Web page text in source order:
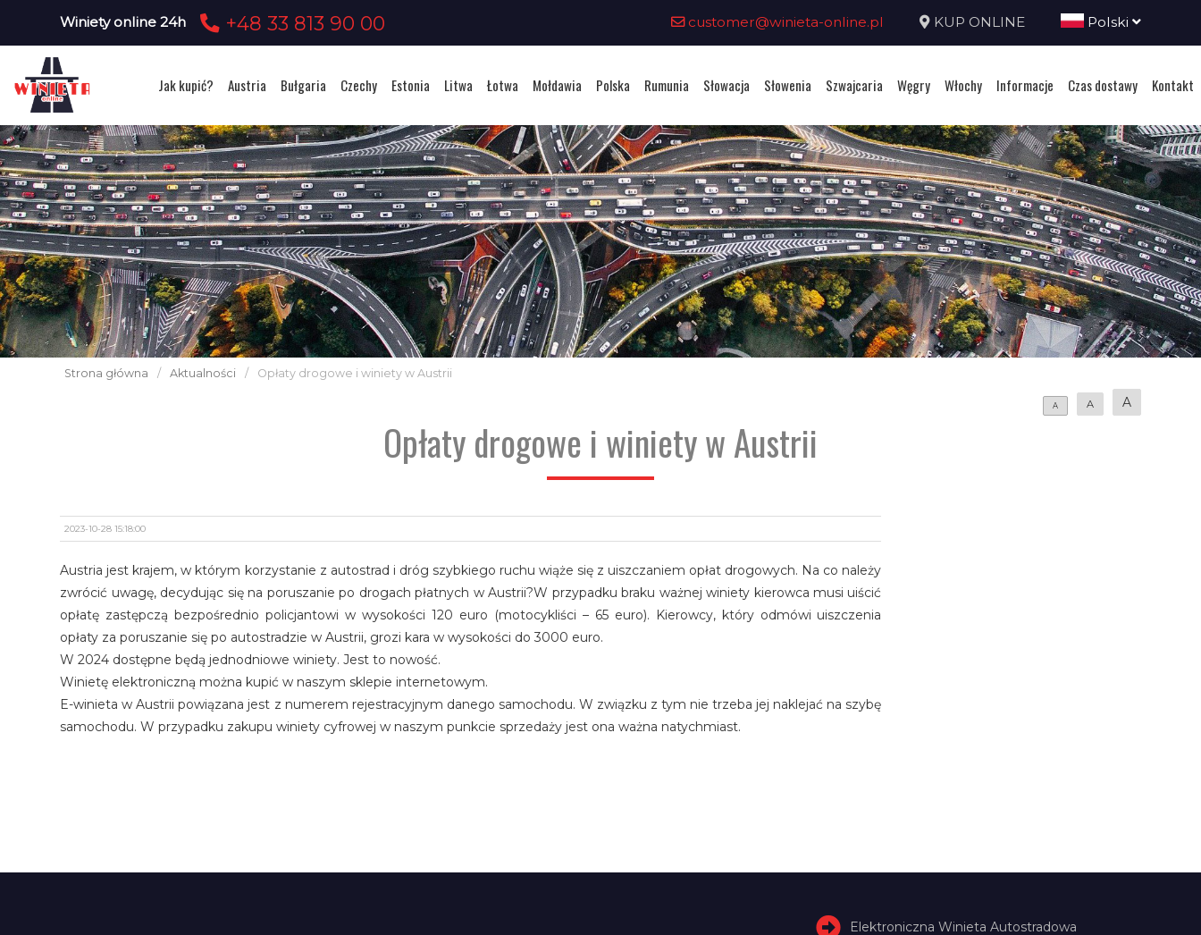
Winiety online 24h +48 33 813 90 00 customer@winieta-online.pl KUP ONLINE Polski
Jak kupić? Austria Bułgaria Czechy Estonia Litwa Łotwa Mołdawia Polska Rumunia Słowacja Słowenia Szwajcaria Węgry Włochy Informacje Czas dostawy Kontakt
Strona główna / Aktualności / Opłaty drogowe i winiety w Austrii
A A A
Opłaty drogowe i winiety w Austrii
2023-10-28 15:18:00
Austria jest krajem, w którym korzystanie z autostrad i dróg szybkiego ruchu wiąże się z uiszczaniem opłat drogowych. Na co należy
zwrócić uwagę, decydując się na poruszanie po drogach płatnych w Austrii?W przypadku braku ważnej winiety kierowca musi uiścić
opłatę zastępczą bezpośrednio policjantowi w wysokości 120 euro (motocykliści – 65 euro). Kierowcy, który odmówi uiszczenia
opłaty za poruszanie się po autostradzie w Austrii, grozi kara w wysokości do 3000 euro.
W 2024 dostępne będą jednodniowe winiety. Jest to nowość.
Winietę elektroniczną można kupić w naszym sklepie internetowym.
E-winieta w Austrii powiązana jest z numerem rejestracyjnym danego samochodu. W związku z tym nie trzeba jej naklejać na szybę
samochodu. W przypadku zakupu winiety cyfrowej w naszym punkcie sprzedaży jest ona ważna natychmiast.
Elektroniczna Winieta Autostradowa